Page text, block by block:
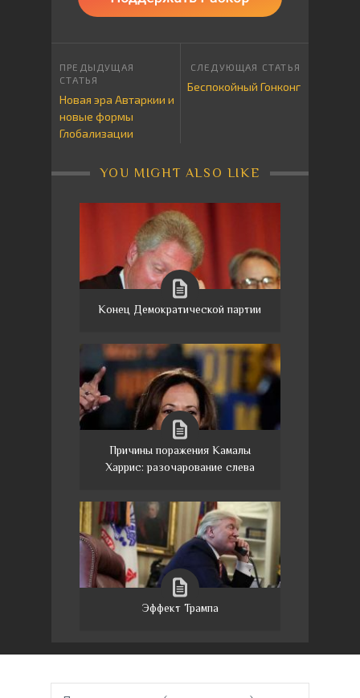
Новая эра Автаркии и
новые формы
Глобализации
Беспокойный Гонконг
YOU MIGHT ALSO LIKE
Конец Демократической партии
Причины поражения Камалы
Харрис: разочарование слева
Эффект Трампа